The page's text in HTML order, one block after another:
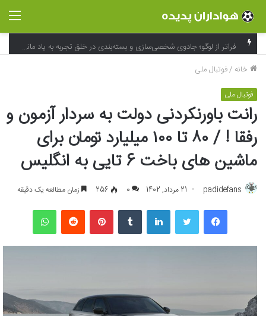
خانه /فوتبال ملی
فوتبال ملی
رانت باورنکردنی دولت به سردار آزمون و
رفقا ! / ۸۰ تا ۱۰۰ میلیارد تومان برای
ماشین های باخت 6 تایی به انگلیس
padidefans 21 مرداد, 1402 0
256 زمان مطالعه یک دقیقه
فیسبوک لینکداین پینتریست